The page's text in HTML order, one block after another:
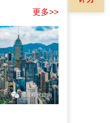
更多>>